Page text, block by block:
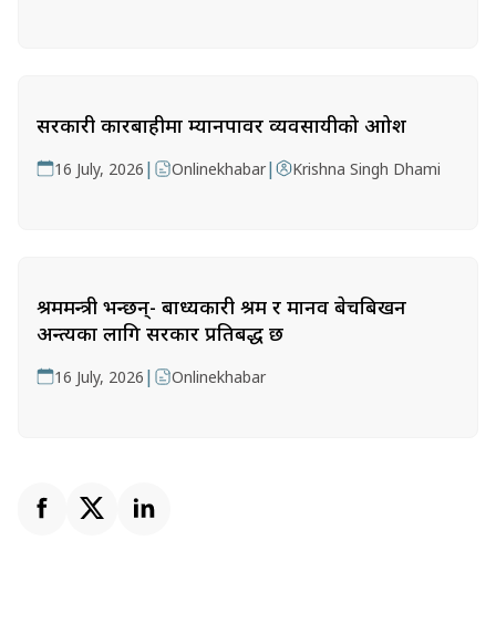
सरकारी कारबाहीमा म्यानपावर व्यवसायीको आक्रोश
16 July, 2026 | Onlinekhabar| Krishna Singh Dhami
श्रममन्त्री भन्छन्- बाध्यकारी श्रम र मानव बेचबिखन
अन्त्यका लागि सरकार प्रतिबद्ध छ
16 July, 2026 | Onlinekhabar